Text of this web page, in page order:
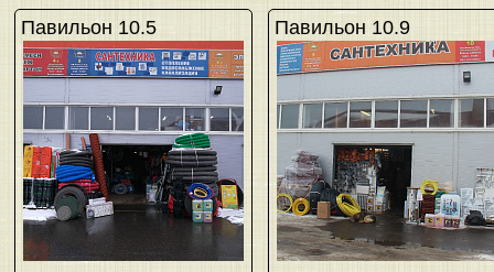
Павильон 10.5 Павильон 10.9